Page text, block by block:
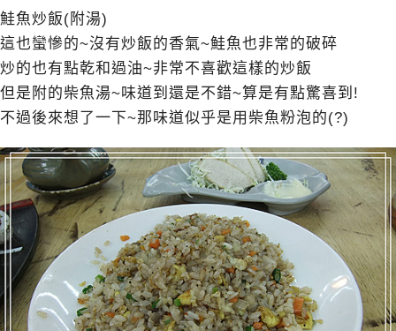
鮭魚炒飯(附湯)
這也蠻慘的~沒有炒飯的香氣~鮭魚也非常的破碎
炒的也有點乾和過油~非常不喜歡這樣的炒飯
但是附的柴魚湯~味道到還是不錯~算是有點驚喜到!
不過後來想了一下~那味道似乎是用柴魚粉泡的(?)